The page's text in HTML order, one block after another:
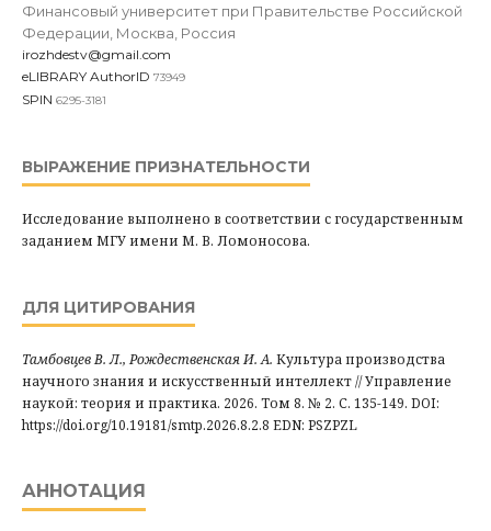
Финансовый университет при Правительстве Российской
Федерации, Москва, Россия
irozhdestv@gmail.com
eLIBRARY AuthorID 73949
SPIN 6295-3181
ВЫРАЖЕНИЕ ПРИЗНАТЕЛЬНОСТИ
Исследование выполнено в соответствии с государственным
заданием МГУ имени М. В. Ломоносова.
ДЛЯ ЦИТИРОВАНИЯ
Тамбовцев В. Л., Рождественская И. А. Культура производства
научного знания и искусственный интеллект // Управление
наукой: теория и практика. 2026. Том 8. № 2. С. 135-149. DOI:
https://doi.org/10.19181/smtp.2026.8.2.8 EDN: PSZPZL
АННОТАЦИЯ